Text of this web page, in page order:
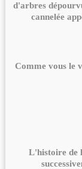
d'arbres
cannelée
Comme vous le
L'histoire de